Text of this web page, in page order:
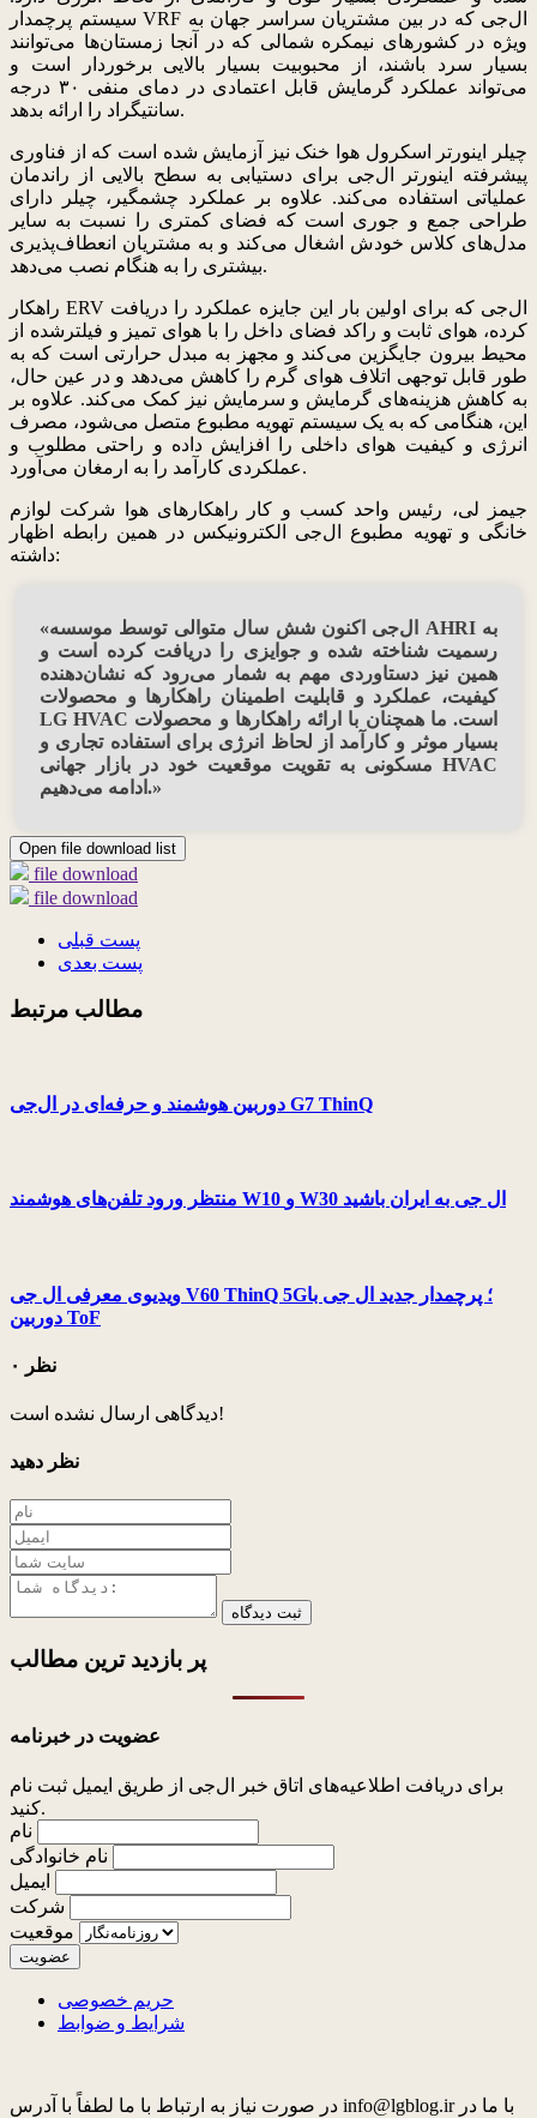
سیستم پرچمدار VRF ال‌جی که در بین مشتریان سراسر جهان به
ویژه در کشورهای نیمکره شمالی که در آنجا زمستان‌ها می‌توانند
بسیار سرد باشند، از محبوبیت بسیار بالایی برخوردار است و
می‌تواند عملکرد گرمایش قابل اعتمادی در دمای منفی ۳۰ درجه
سانتیگراد را ارائه بدهد.
چیلر اینورتر اسکرول هوا خنک نیز آزمایش شده است که از فناوری
پیشرفته اینورتر ال‌جی برای دستیابی به سطح بالایی از راندمان
عملیاتی استفاده می‌کند. علاوه بر عملکرد چشمگیر، چیلر دارای
طراحی جمع و جوری است که فضای کمتری را نسبت به سایر
مدل‌های کلاس خودش اشغال می‌کند و به مشتریان انعطاف‌پذیری
بیشتری را به هنگام نصب می‌دهد.
راهکار ERV ال‌جی که برای اولین بار این جایزه عملکرد را دریافت
کرده، هوای ثابت و راکد فضای داخل را با هوای تمیز و فیلترشده از
محیط بیرون جایگزین می‌کند و مجهز به مبدل حرارتی است که به
طور قابل توجهی اتلاف هوای گرم را کاهش می‌دهد و در عین حال،
به کاهش هزینه‌های گرمایش و سرمایش نیز کمک می‌کند. علاوه بر
این، هنگامی که به یک سیستم تهویه مطبوع متصل می‌شود، مصرف
انرژی و کیفیت هوای داخلی را افزایش داده و راحتی مطلوب و
عملکردی کارآمد را به ارمغان می‌آورد.
جیمز لی، رئیس واحد کسب و کار راهکارهای هوا شرکت لوازم
خانگی و تهویه مطبوع ال‌جی الکترونیکس در همین رابطه اظهار
داشته:
«ال‌جی اکنون شش سال متوالی توسط موسسه AHRI به
رسمیت شناخته شده و جوایزی را دریافت کرده است و
همین نیز دستاوردی مهم به شمار می‌رود که نشان‌دهنده
کیفیت، عملکرد و قابلیت اطمینان راهکارها و محصولات
LG HVAC است. ما همچنان با ارائه راهکارها و محصولات
بسیار موثر و کارآمد از لحاظ انرژی برای استفاده تجاری و
مسکونی به تقویت موقعیت خود در بازار جهانی HVAC
ادامه می‌دهیم.»
Open file download list
file download
file download
پست قبلی
پست بعدی
مطالب مرتبط
دوربین هوشمند و حرفه‌ای در ال‌جی G7 ThinQ
منتظر ورود تلفن‌های هوشمند W10 و W30 ال جی به ایران باشید
ویدیوی معرفی ال جی V60 ThinQ 5G؛ پرچمدار جدید ال جی با
دوربین ToF
۰ نظر
دیدگاهی ارسال نشده است!
نظر دهید
ثبت دیدگاه
پر بازدید ترین مطالب
عضویت در خبرنامه
برای دریافت اطلاعیه‌های اتاق خبر ال‌جی از طریق ایمیل ثبت نام
کنید.
نام
نام خانوادگی
ایمیل
شرکت
موقعیت
حریم خصوصی
شرایط و ضوابط
در صورت نیاز به ارتباط با ما لطفاً با آدرس info@lgblog.ir با ما در